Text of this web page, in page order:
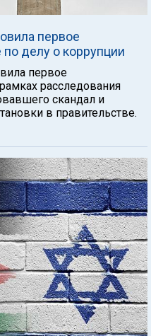
первое
делу о коррупции
первое
расследования
скандал и
в правительстве.